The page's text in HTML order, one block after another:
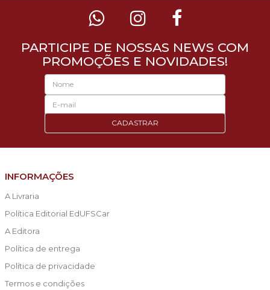
PARTICIPE DE NOSSAS NEWS COM
PROMOÇÕES E NOVIDADES!
CADASTRAR
INFORMAÇÕES
A Livraria
Política Editorial EdUFSCar
A Editora
Política de entrega
Política de privacidade
Termos e condições